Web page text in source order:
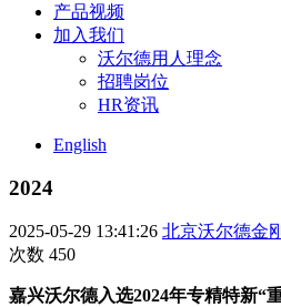
产品视频
加入我们
沃尔德用人理念
招聘岗位
HR资讯
English
2024
2025-05-29 13:41:26 北京沃尔德金
次数 450
嘉兴沃尔德入选2024年专精特新“